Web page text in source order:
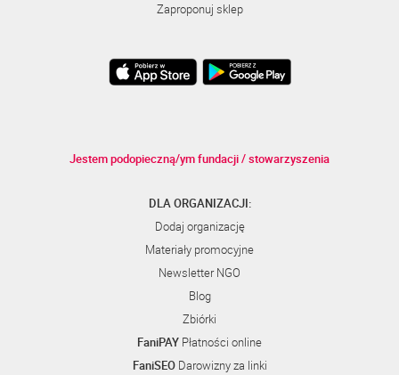
Zaproponuj sklep
Jestem podopieczną/ym fundacji / stowarzyszenia
DLA ORGANIZACJI:
Dodaj organizację
Materiały promocyjne
Newsletter NGO
Blog
Zbiórki
FaniPAY Płatności online
FaniSEODarowizny za linki